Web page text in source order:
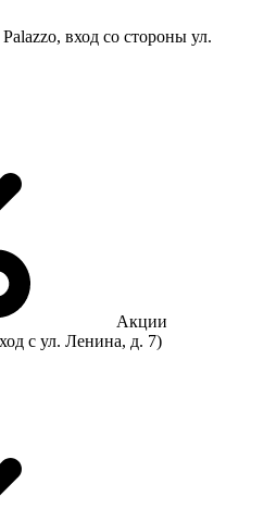
вход со стороны ул.
Акции
с ул. Ленина, д. 7)